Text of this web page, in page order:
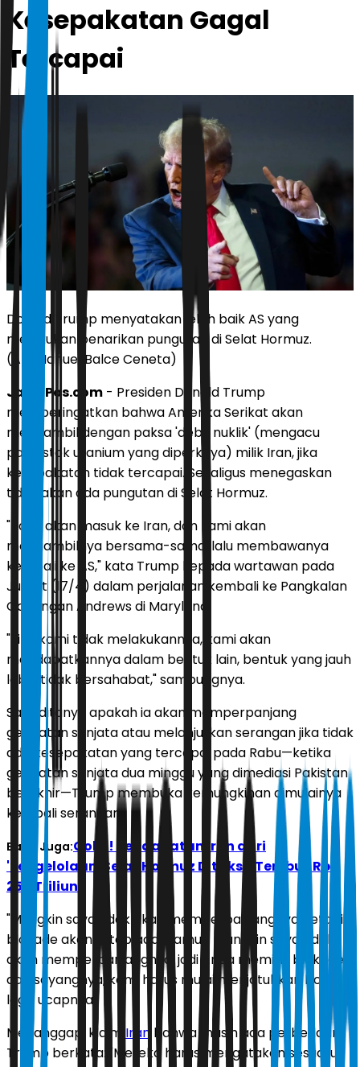
Kesepakatan Gagal
Tercapai
Donald Trump menyatakan lebih baik AS yang
melakukan penarikan pungutan di Selat Hormuz.
(AP/Manuel Balce Ceneta)
JawaPos.com - Presiden Donald Trump
memperingatkan bahwa Amerika Serikat akan
mengambil dengan paksa 'debu nuklik' (mengacu
pada stok uranium yang diperkaya) milik Iran, jika
kesepakatan tidak tercapai. Sekaligus menegaskan
tidak akan ada pungutan di Selat Hormuz.
"Kami akan masuk ke Iran, dan kami akan
mengambilnya bersama-sama, lalu membawanya
kembali ke AS," kata Trump kepada wartawan pada
Jumat (17/4) dalam perjalanan kembali ke Pangkalan
Gabungan Andrews di Maryland.
"Jika kami tidak melakukannya, kami akan
mendapatkannya dalam bentuk lain, bentuk yang jauh
lebih tidak bersahabat," sambungnya.
Saat ditanya apakah ia akan memperpanjang
gencatan senjata atau melanjutkan serangan jika tidak
ada kesepakatan yang tercapai pada Rabu—ketika
gencatan senjata dua minggu yang dimediasi Pakistan
berakhir—Trump membuka kemungkinan dimulainya
kembali serangan.
Baca Juga:Gokil! Pendapatan Iran dari
'Pengelolaan' Selat Hormuz Ditaksir Tembus Rp
258 Triliun
"Mungkin saya tidak akan memperpanjangnya, tetapi
blokade akan tetap ada. Namun mungkin saya tidak
akan memperpanjangnya, jadi Anda memiliki blokade,
dan sayangnya, kami harus mulai menjatuhkan bom
lagi," ucapnya.
Menanggapi klaim Iran bahwa masih ada perbedaan,
Trump berkata: "Mereka harus mengatakan sesuatu